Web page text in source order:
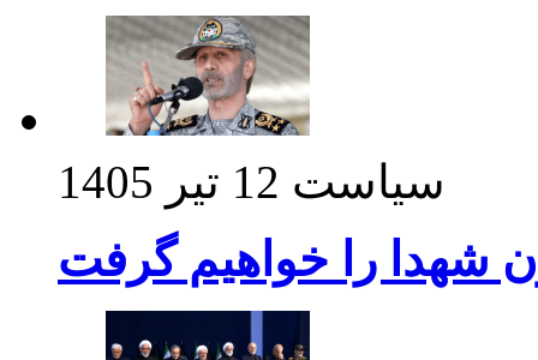
سیاست 12 تیر 1405
شهدا را خواهیم گرفت